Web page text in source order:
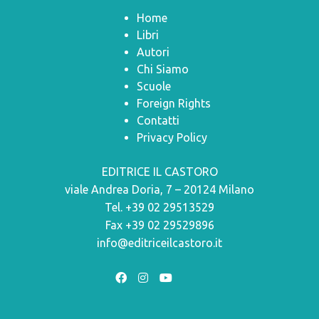
Home
Libri
Autori
Chi Siamo
Scuole
Foreign Rights
Contatti
Privacy Policy
EDITRICE IL CASTORO
viale Andrea Doria, 7 – 20124 Milano
Tel. +39 02 29513529
Fax +39 02 29529896
info@editriceilcastoro.it